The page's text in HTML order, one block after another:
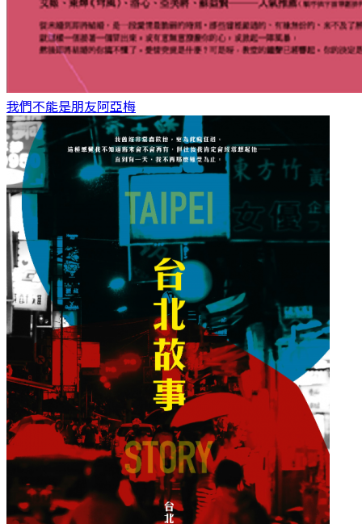
我們不能是朋友阿亞梅